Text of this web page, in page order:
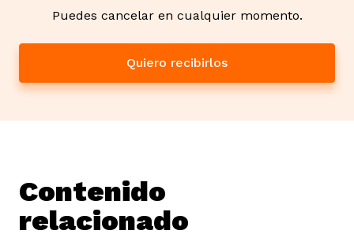
Puedes cancelar en cualquier momento.
Quiero recibirlos
Contenido
relacionado